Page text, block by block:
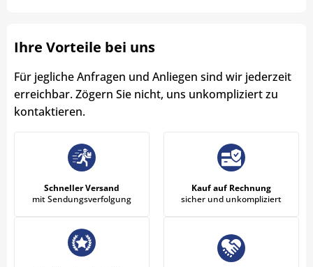
Ihre Vorteile bei uns
Für jegliche Anfragen und Anliegen sind wir jederzeit
erreichbar. Zögern Sie nicht, uns unkompliziert zu
kontaktieren.
Schneller Versand
mit Sendungsverfolgung
Kauf auf Rechnung
sicher und unkompliziert